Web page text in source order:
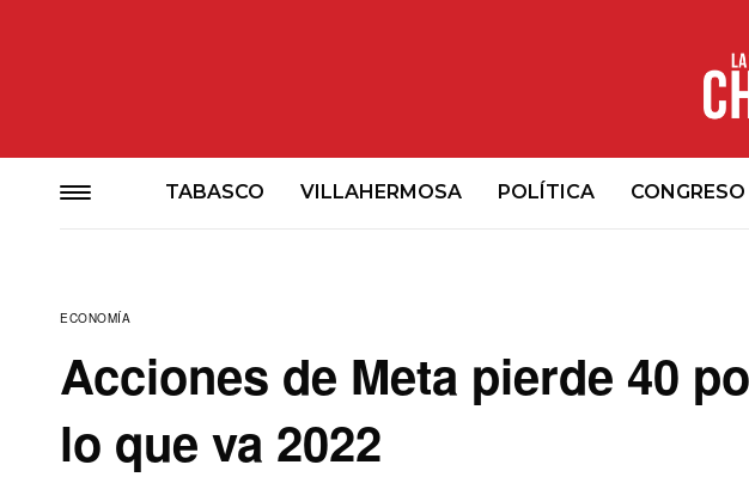
TABASCO VILLAHERMOSA POLÍTICA CONGRESO
ECONOMÍA
Acciones de Meta pierde 40
lo que va 2022